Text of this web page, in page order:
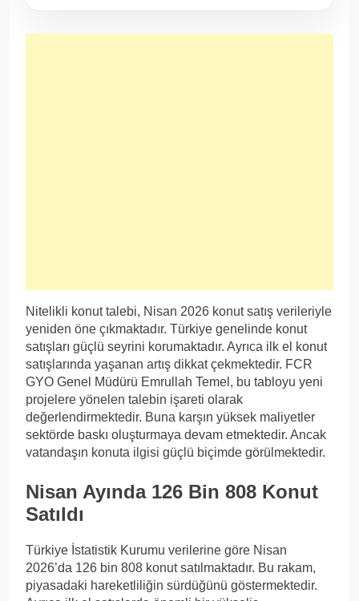
Nitelikli konut talebi, Nisan 2026 konut satış verileriyle
yeniden öne çıkmaktadır. Türkiye genelinde konut
satışları güçlü seyrini korumaktadır. Ayrıca ilk el konut
satışlarında yaşanan artış dikkat çekmektedir. FCR
GYO Genel Müdürü Emrullah Temel, bu tabloyu yeni
projelere yönelen talebin işareti olarak
değerlendirmektedir. Buna karşın yüksek maliyetler
sektörde baskı oluşturmaya devam etmektedir. Ancak
vatandaşın konuta ilgisi güçlü biçimde görülmektedir.
Nisan Ayında 126 Bin 808 Konut
Satıldı
Türkiye İstatistik Kurumu verilerine göre Nisan
2026’da 126 bin 808 konut satılmaktadır. Bu rakam,
piyasadaki hareketliliğin sürdüğünü göstermektedir.